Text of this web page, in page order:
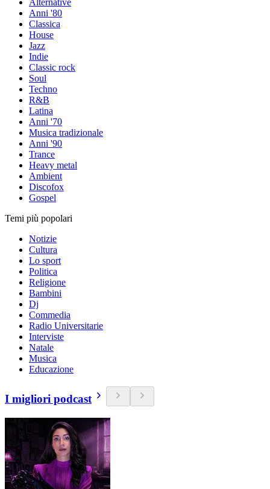
Alternative
Anni '80
Classica
House
Jazz
Indie
Classic rock
Soul
Techno
R&B
Latina
Anni '70
Musica tradizionale
Anni '90
Trance
Heavy metal
Ambient
Discofox
Gospel
Temi più popolari
Notizie
Cultura
Lo sport
Politica
Religione
Bambini
Dj
Commedia
Radio Universitarie
Interviste
Natale
Musica
Educazione
I migliori podcast